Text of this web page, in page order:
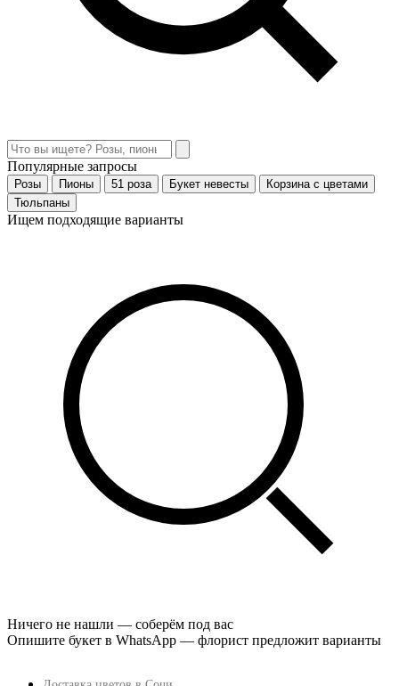
Популярные запросы
Розы Пионы 51 роза Букет невесты
Корзина с цветами
Тюльпаны
Ищем подходящие варианты
Ничего не нашли — соберём под вас
Опишите букет в WhatsApp — флорист предложит варианты